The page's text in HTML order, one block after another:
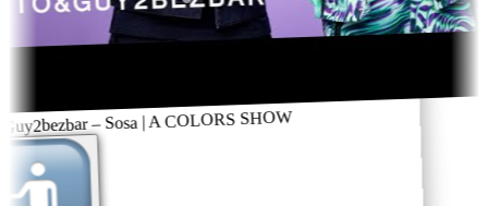
– Sosa | A COLORS SHOW